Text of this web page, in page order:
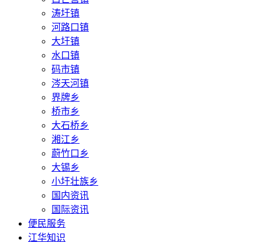
涛圩镇
河路口镇
大圩镇
水口镇
码市镇
涔天河镇
界牌乡
桥市乡
大石桥乡
湘江乡
蔚竹口乡
大锡乡
小圩壮族乡
国内资讯
国际资讯
便民服务
江华知识